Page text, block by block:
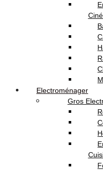
Support
14″-42″ – NOIR
SUITABLE FOR 14 »-42 »
Fits most 14 »-42 »
VESA
Load
Electroménager
Gros